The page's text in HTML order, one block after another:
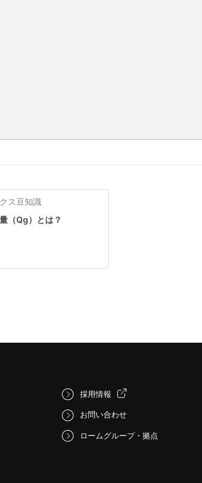
ス豆知識
（Qg）とは？
採用情報
お問い合わせ
ロームグループ・拠点